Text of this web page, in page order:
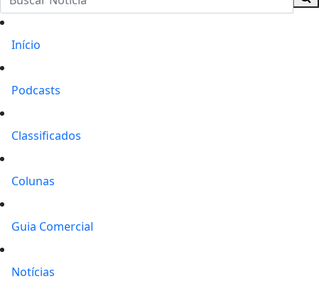
Início
Podcasts
Classificados
Colunas
Guia Comercial
Notícias